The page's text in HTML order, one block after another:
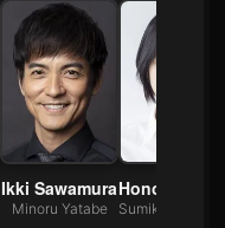
Ikki Sawamura
Minoru Yatabe